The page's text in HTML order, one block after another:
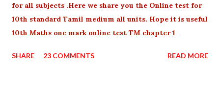
for all subjects .Here we share you the Online test for
10th standard Tamil medium all units. Hope it is useful
10th Maths one mark online test TM chapter 1
SHARE 23 COMMENTS READ MORE